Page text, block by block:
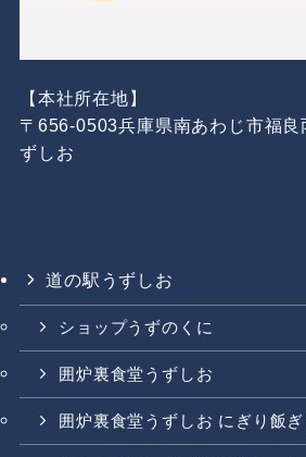
【本社所在地】
〒656-0503兵庫県南あわじ市福良
ずしお
道の駅うずしお
ショップうずのくに
囲炉裏食堂うずしお
囲炉裏食堂うずしお にぎり飯ぎ